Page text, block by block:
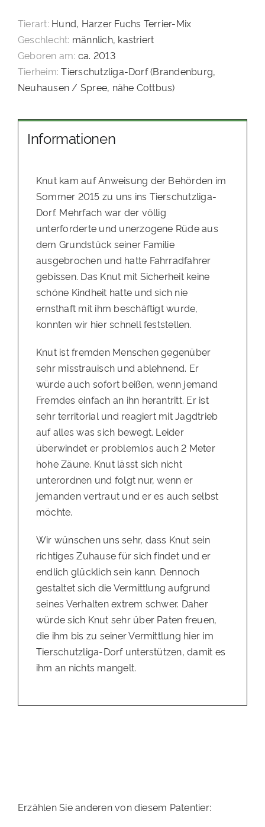
HELFER WERDEN
Tierart: Hund, Harzer Fuchs Terrier-Mix
Geschlecht: männlich, kastriert
Geboren am: ca. 2013
Tierheim: Tierschutzliga-Dorf (Brandenburg,
Neuhausen / Spree, nähe Cottbus)
Informationen
Knut kam auf Anweisung der Behörden im
Sommer 2015 zu uns ins Tierschutzliga-
Dorf. Mehrfach war der völlig
unterforderte und unerzogene Rüde aus
dem Grundstück seiner Familie
ausgebrochen und hatte Fahrradfahrer
gebissen. Das Knut mit Sicherheit keine
schöne Kindheit hatte und sich nie
ernsthaft mit ihm beschäftigt wurde,
konnten wir hier schnell feststellen.
Knut ist fremden Menschen gegenüber
sehr misstrauisch und ablehnend. Er
würde auch sofort beißen, wenn jemand
Fremdes einfach an ihn herantritt. Er ist
sehr territorial und reagiert mit Jagdtrieb
auf alles was sich bewegt. Leider
überwindet er problemlos auch 2 Meter
hohe Zäune. Knut lässt sich nicht
unterordnen und folgt nur, wenn er
jemanden vertraut und er es auch selbst
möchte.
Wir wünschen uns sehr, dass Knut sein
richtiges Zuhause für sich findet und er
endlich glücklich sein kann. Dennoch
gestaltet sich die Vermittlung aufgrund
seines Verhalten extrem schwer. Daher
würde sich Knut sehr über Paten freuen,
die ihm bis zu seiner Vermittlung hier im
Tierschutzliga-Dorf unterstützen, damit es
ihm an nichts mangelt.
Erzählen Sie anderen von diesem Patentier: